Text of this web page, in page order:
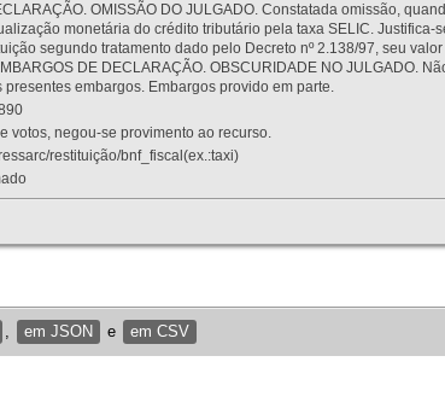
OMISSÃO DO JULGADO. Constatada omissão,
monetária do crédito tributário pela taxa SELIC.
segundo tratamento dado pelo Decreto nº 2.138/97, seu
DE DECLARAÇÃO. OBSCURIDADE NO JULGADO.
embargos. Embargos provido em parte.
votos, negou-se provimento ao recurso.
restituição/bnf_fiscal(ex.:taxi)
em JSON e em CSV